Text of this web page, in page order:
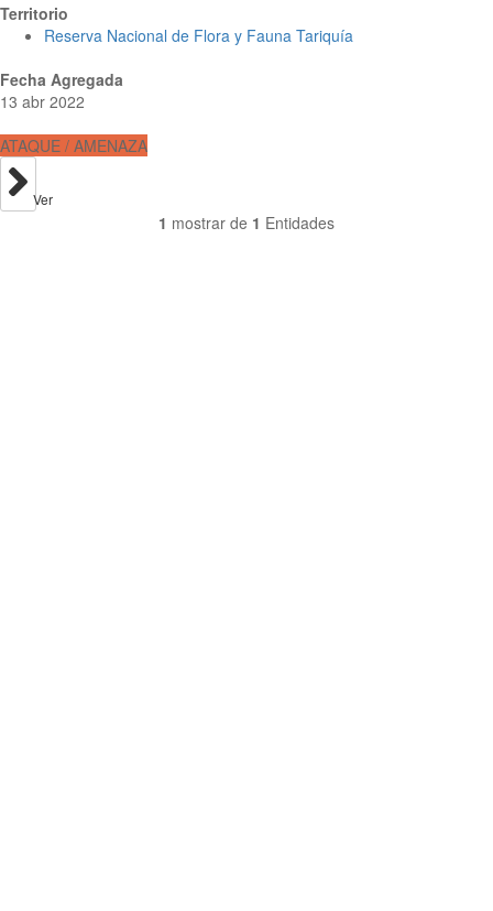
Territorio
Reserva Nacional de Flora y Fauna Tariquía
Fecha Agregada
13 abr 2022
ATAQUE / AMENAZA
Ver
1 mostrar de 1 Entidades